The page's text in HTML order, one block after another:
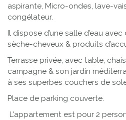
aspirante, Micro-ondes, lave-
congélateur.
Il dispose d’une salle d’eau
sèche-cheveux & produits
Terrasse privée, avec table,
campagne & son jardin
à ses superbes couchers de
Place de parking couverte.
L'appartement est pour 2